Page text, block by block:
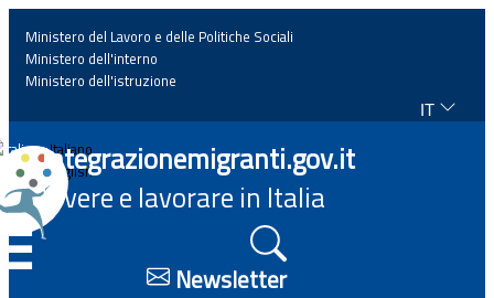
Home
News
Approfondimenti
Ministero del Lavoro e delle Politiche Sociali
Ministero dell'interno
Ministero dell'istruzione
IT
Italiano
English
Integrazionemigranti.gov.it
Vivere e lavorare in Italia
Newsletter